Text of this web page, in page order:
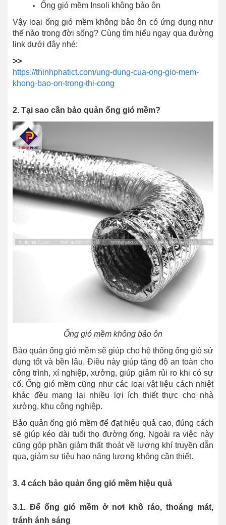
Ống gió mềm Insoli không bảo ôn
Vậy loại ống gió mềm không bảo ôn có ứng dụng như
thế nào trong đời sống? Cùng tìm hiểu ngay qua đường
link dưới đây nhé:
>>
https://thinhphatict.com/ung-dung-cua-ong-gio-mem-
khong-bao-on-trong-thi-cong
2. Tại sao cần bảo quản ống gió mềm?
Ống gió mềm không bảo ôn
Bảo quản ống gió mềm sẽ giúp cho hệ thống ống gió sử
dụng tốt và bền lâu. Điều này giúp tăng độ an toàn cho
công trình, xí nghiệp, xưởng, giúp giảm rủi ro khi có sự
cố. Ống gió mềm cũng như các loại vật liệu cách nhiệt
khác đều mang lại nhiều lợi ích thiết thực cho nhà
xưởng, khu công nghiệp.
Bảo quản ống gió mềm để đạt hiệu quả cao, đúng cách
sẽ giúp kéo dài tuổi thọ đường ống. Ngoài ra việc này
cũng góp phần giảm thất thoát về lượng khí truyền dẫn
qua, giảm sự tiêu hao năng lượng không cần thiết.
3. 4 cách bảo quản ống gió mềm hiệu quả
3.1. Để ống gió mềm ở nơi khô ráo, thoáng mát,
tránh ánh sáng